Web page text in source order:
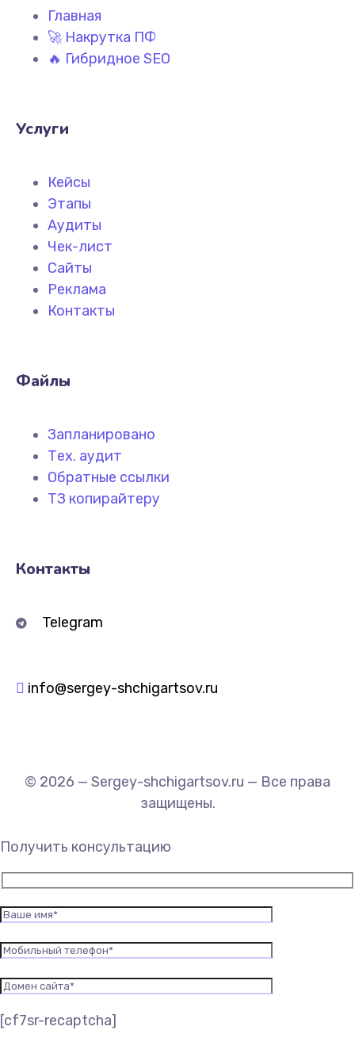
Главная
🚀 Накрутка ПФ
🔥 Гибридное SEO
Услуги
Кейсы
Этапы
Аудиты
Чек-лист
Сайты
Реклама
Контакты
Файлы
Запланировано
Тех. аудит
Обратные ссылки
ТЗ копирайтеру
Контакты
Telegram
info@sergey-shchigartsov.ru
© 2026 — Sergey-shchigartsov.ru — Все права
защищены.
Получить консультацию
[cf7sr-recaptcha]